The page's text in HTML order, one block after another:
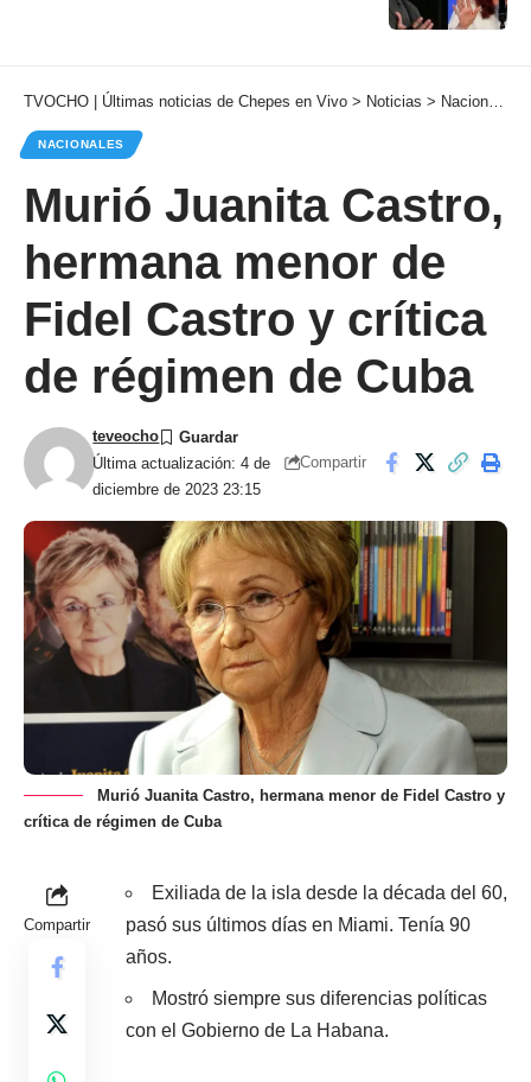
TVOCHO | Últimas noticias de Chepes en Vivo > Noticias > Nacionales
NACIONALES
Murió Juanita Castro,
hermana menor de
Fidel Castro y crítica
de régimen de Cuba
Última actualización: 4 de
diciembre de 2023 23:15
teveocho
Compartir
Murió Juanita Castro, hermana menor de Fidel Castro y
crítica de régimen de Cuba
Compartir
Exiliada de la isla desde la década del 60,
pasó sus últimos días en Miami. Tenía 90
años.
Mostró siempre sus diferencias políticas
con el Gobierno de La Habana.